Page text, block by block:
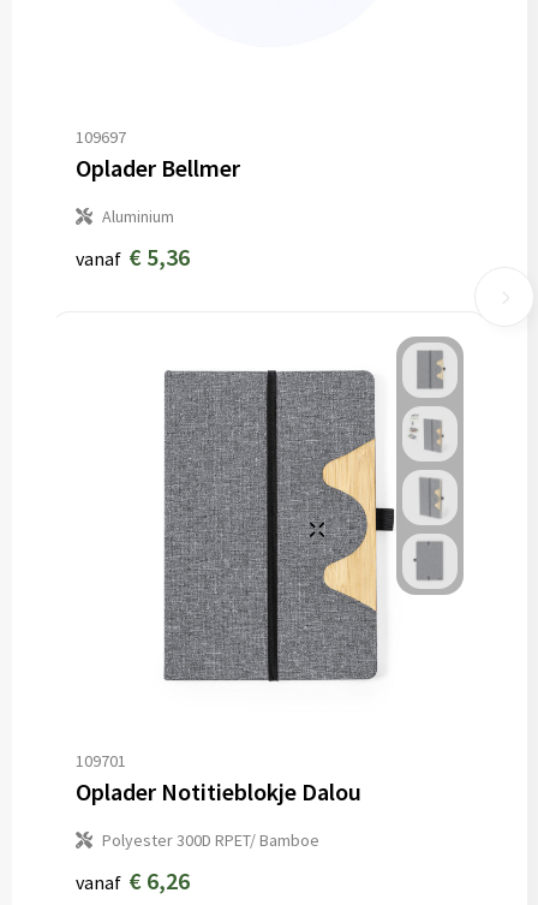
109697
Oplader Bellmer
Aluminium
vanaf € 5,36
109701
Oplader Notitieblokje Dalou
Polyester 300D RPET/ Bamboe
vanaf € 6,26